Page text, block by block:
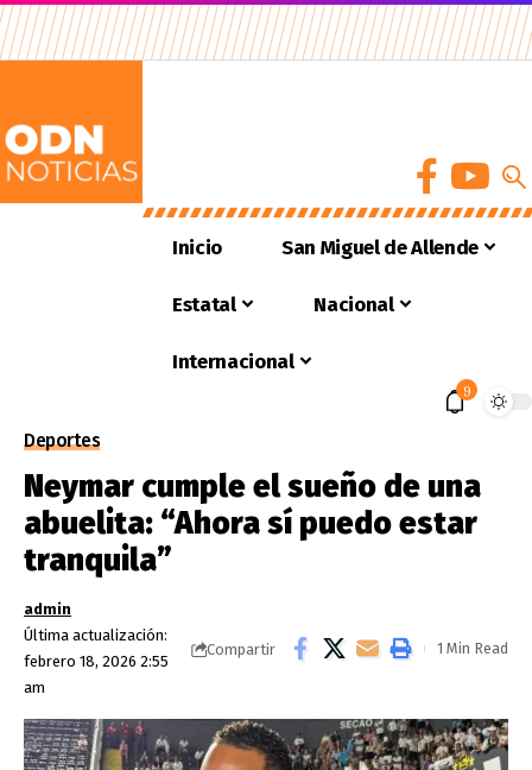
Inicio San Miguel de Allende
Estatal Nacional
Internacional
9
Deportes
Neymar cumple el sueño de una
abuelita: “Ahora sí puedo estar
tranquila”
Última actualización:
febrero 18, 2026 2:55
am
admin
Compartir 1 Min Read